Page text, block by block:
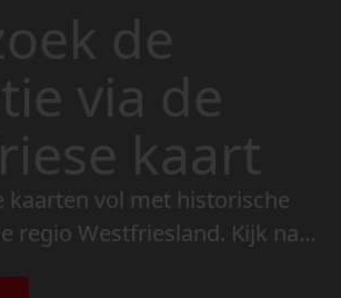
de
via de
kaart
kaarten vol met historische
regio Westfriesland. Kijk naar